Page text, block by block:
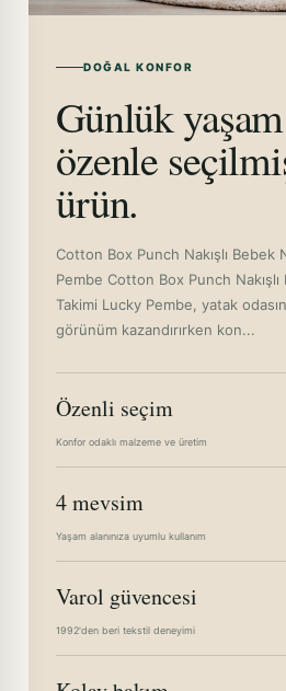
DOĞAL KONFOR
Günlük
özenle
ürün.
Cotton Box Punch Nakışlı Bebek
Pembe Cotton Box Punch
Takimi Lucky Pembe, yatak
görünüm kazandırırken kon...
Özenli seçim
Konfor odaklı malzeme ve üretim
4 mevsim
Yaşam alanınıza uyumlu kullanım
Varol güvencesi
1992'den beri tekstil deneyimi